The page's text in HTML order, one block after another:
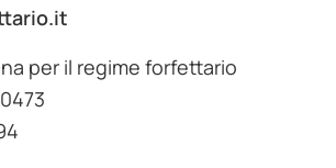
per il regime forfettario